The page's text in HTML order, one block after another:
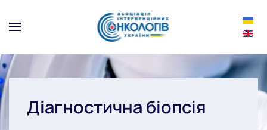
Skip to main content
Діагностична біопсія